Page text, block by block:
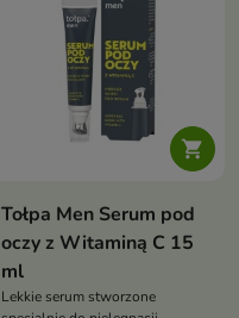

Tołpa Men Serum pod
oczy z Witaminą C 15
ml
Lekkie serum stworzone